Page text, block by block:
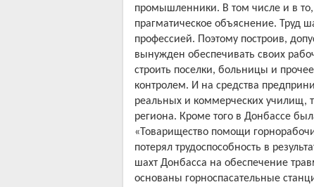
промышленники. В том числе и в то,
прагматическое объяснение. Труд
профессией. Поэтому построив,
вынужден обеспечивать своих
строить поселки, больницы и
контролем. И на средства
реальных и коммерческих училищ,
региона. Кроме того в Донбассе
«Товарищество помощи
потерял трудоспособность в
шахт Донбасса на обеспечение
основаны горноспасательные